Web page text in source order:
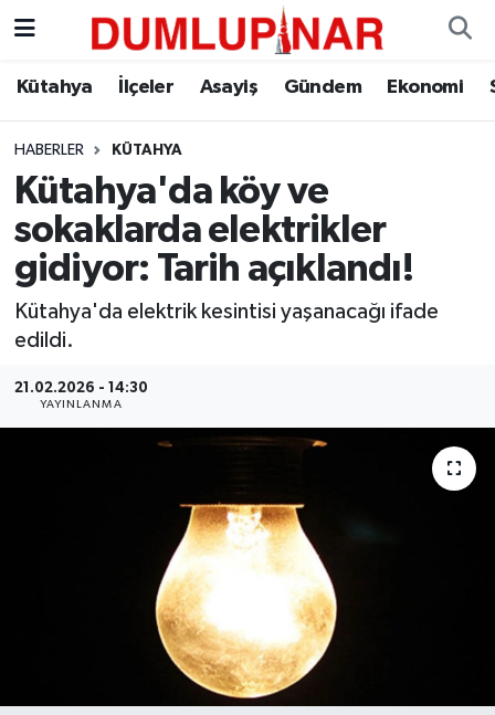
Kütahya İlçeler Asayiş Gündem Ekonomi
HABERLER KÜTAHYA
Kütahya'da köy ve
sokaklarda elektrikler
gidiyor: Tarih açıklandı!
Kütahya'da elektrik kesintisi yaşanacağı ifade
edildi.
21.02.2026 - 14:30
YAYINLANMA
Asayiş
Diğer
Dünya
Eğitim
Ekonomi
Haber İlanlar
Kültür-Sanat
Magazin
Kütahya Hava Durumu
Kütahya Trafik Yoğunluk Haritası
Süper Lig Puan Durumu ve Fikstür
Tüm Manşetler
Son Dakika Haberleri